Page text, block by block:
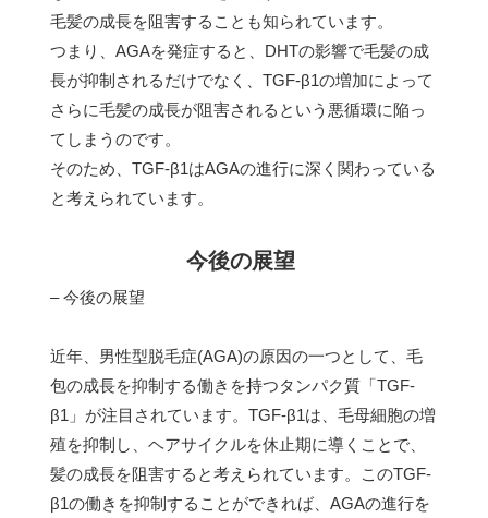
毛髪の成長を阻害することも知られています。
つまり、AGAを発症すると、DHTの影響で毛髪の成
長が抑制されるだけでなく、TGF-β1の増加によって
さらに毛髪の成長が阻害されるという悪循環に陥っ
てしまうのです。
そのため、TGF-β1はAGAの進行に深く関わっている
と考えられています。
今後の展望
– 今後の展望
近年、男性型脱毛症(AGA)の原因の一つとして、毛
包の成長を抑制する働きを持つタンパク質「TGF-
β1」が注目されています。TGF-β1は、毛母細胞の増
殖を抑制し、ヘアサイクルを休止期に導くことで、
髪の成長を阻害すると考えられています。このTGF-
β1の働きを抑制することができれば、AGAの進行を